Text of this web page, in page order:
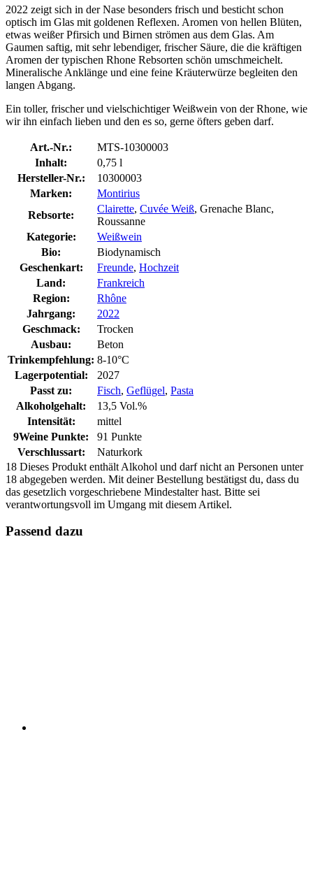
2022 zeigt sich in der Nase besonders frisch und besticht schon
optisch im Glas mit goldenen Reflexen. Aromen von hellen Blüten,
etwas weißer Pfirsich und Birnen strömen aus dem Glas. Am
Gaumen saftig, mit sehr lebendiger, frischer Säure, die die kräftigen
Aromen der typischen Rhone Rebsorten schön umschmeichelt.
Mineralische Anklänge und eine feine Kräuterwürze begleiten den
langen Abgang.
Ein toller, frischer und vielschichtiger Weißwein von der Rhone, wie
wir ihn einfach lieben und den es so, gerne öfters geben darf.
Art.-Nr.:
MTS-10300003
Inhalt:
0,75 l
Hersteller-Nr.:
10300003
Marken:
Montirius
Rebsorte:
Clairette, Cuvée Weiß, Grenache Blanc,
Roussanne
Kategorie:
Weißwein
Bio:
Biodynamisch
Geschenkart:
Freunde, Hochzeit
Land:
Frankreich
Region:
Rhône
Jahrgang:
2022
Geschmack:
Trocken
Ausbau:
Beton
Trinkempfehlung: 8-10°C
Lagerpotential:
2027
Passt zu:
Fisch, Geflügel, Pasta
Alkoholgehalt:
13,5 Vol.%
Intensität:
mittel
9Weine Punkte:
91 Punkte
Verschlussart:
Naturkork
18 Dieses Produkt enthält Alkohol und darf nicht an Personen unter
18 abgegeben werden. Mit deiner Bestellung bestätigst du, dass du
das gesetzlich vorgeschriebene Mindestalter hast. Bitte sei
verantwortungsvoll im Umgang mit diesem Artikel.
Passend dazu